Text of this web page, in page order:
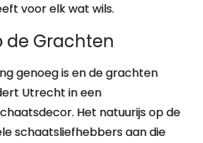
voor elk wat wils.
de Grachten
genoeg is en de grachten
Utrecht in een
Het natuurijs op de
schaatsliefhebbers aan die